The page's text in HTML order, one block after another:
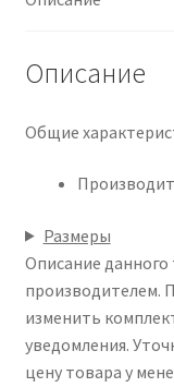
Описание
Общие
Размеры
Описание
производителем.
изменить
уведомления.
цену товара у